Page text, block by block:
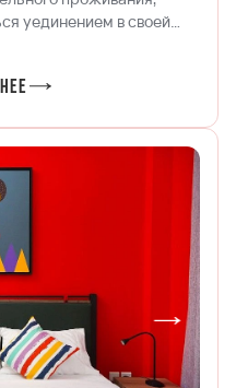
уединением в своей
в общей гостиной!